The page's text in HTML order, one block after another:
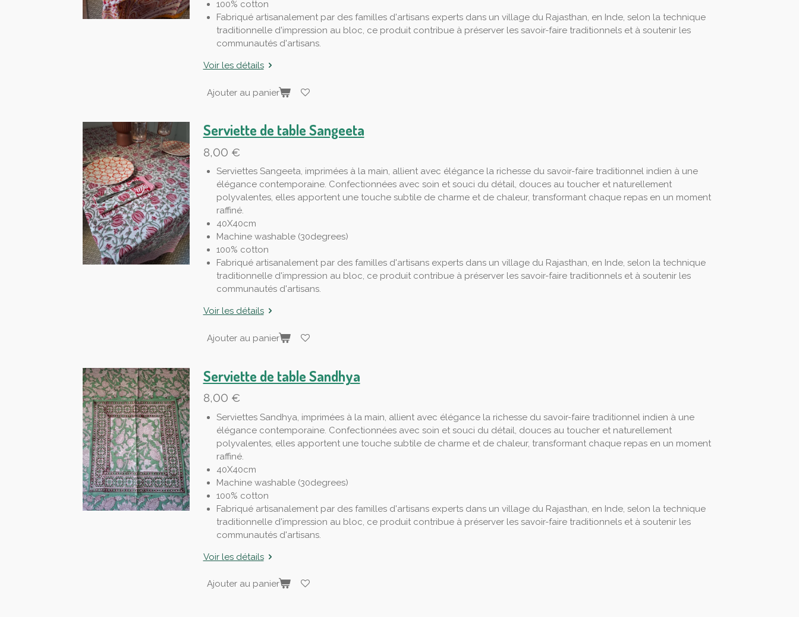
100% cotton
Fabriqué artisanalement par des familles d'artisans experts dans un village du Rajasthan, en Inde, selon la technique
traditionnelle d'impression au bloc, ce produit contribue à préserver les savoir-faire traditionnels et à soutenir les
communautés d'artisans.
Voir les détails
Ajouter au panier
Serviette de table Sangeeta
8,00 €
Serviettes Sangeeta, imprimées à la main, allient avec élégance la richesse du savoir-faire traditionnel indien à une
élégance contemporaine. Confectionnées avec soin et souci du détail, douces au toucher et naturellement
polyvalentes, elles apportent une touche subtile de charme et de chaleur, transformant chaque repas en un moment
raffiné.
40X40cm
Machine washable (30degrees)
100% cotton
Fabriqué artisanalement par des familles d'artisans experts dans un village du Rajasthan, en Inde, selon la technique
traditionnelle d'impression au bloc, ce produit contribue à préserver les savoir-faire traditionnels et à soutenir les
communautés d'artisans.
Voir les détails
Ajouter au panier
Serviette de table Sandhya
8,00 €
Serviettes Sandhya, imprimées à la main, allient avec élégance la richesse du savoir-faire traditionnel indien à une
élégance contemporaine. Confectionnées avec soin et souci du détail, douces au toucher et naturellement
polyvalentes, elles apportent une touche subtile de charme et de chaleur, transformant chaque repas en un moment
raffiné.
40X40cm
Machine washable (30degrees)
100% cotton
Fabriqué artisanalement par des familles d'artisans experts dans un village du Rajasthan, en Inde, selon la technique
traditionnelle d'impression au bloc, ce produit contribue à préserver les savoir-faire traditionnels et à soutenir les
communautés d'artisans.
Voir les détails
Ajouter au panier